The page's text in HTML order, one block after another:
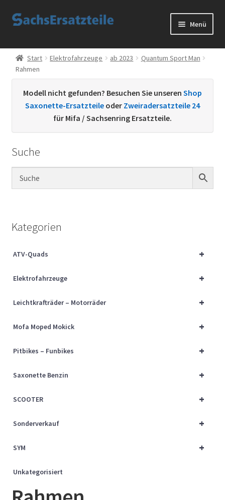
Zur
Zum
Menü
Start
AGB
Datenschutzerklärung
Kontakt
Sachs Ersatzteile
Über uns
Start Elektrofahrzeuge ab 2023
Quantum Sport Man
Rahmen
Modell nicht gefunden? Besuchen Sie unseren Shop
Saxonette-Ersatzteile oder Zweiradersatzteile 24
für Mifa / Sachsenring Ersatzteile.
Suche
Kategorien
+
ATV-Quads
+
Elektrofahrzeuge
+
Leichtkrafträder – Motorräder
+
Mofa Moped Mokick
+
Pitbikes – Funbikes
+
Saxonette Benzin
+
SCOOTER
+
Sonderverkauf
+
SYM
Unkategorisiert